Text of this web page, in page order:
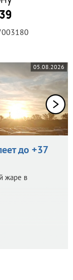
05.08.2026
до +37
жаре в